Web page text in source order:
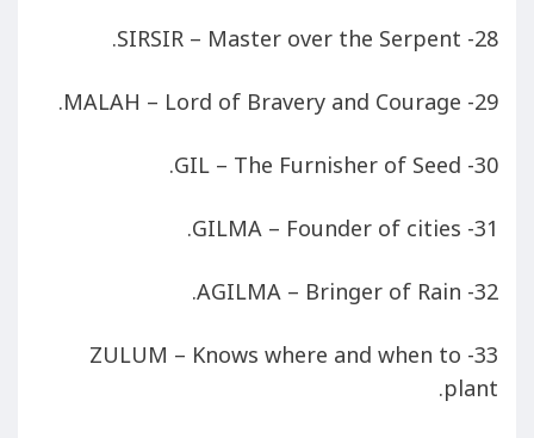
28- SIRSIR – Master over the Serpent.
29- MALAH – Lord of Bravery and Courage.
30- GIL – The Furnisher of Seed.
31- GILMA – Founder of cities.
32- AGILMA – Bringer of Rain.
33- ZULUM – Knows where and when to
plant.